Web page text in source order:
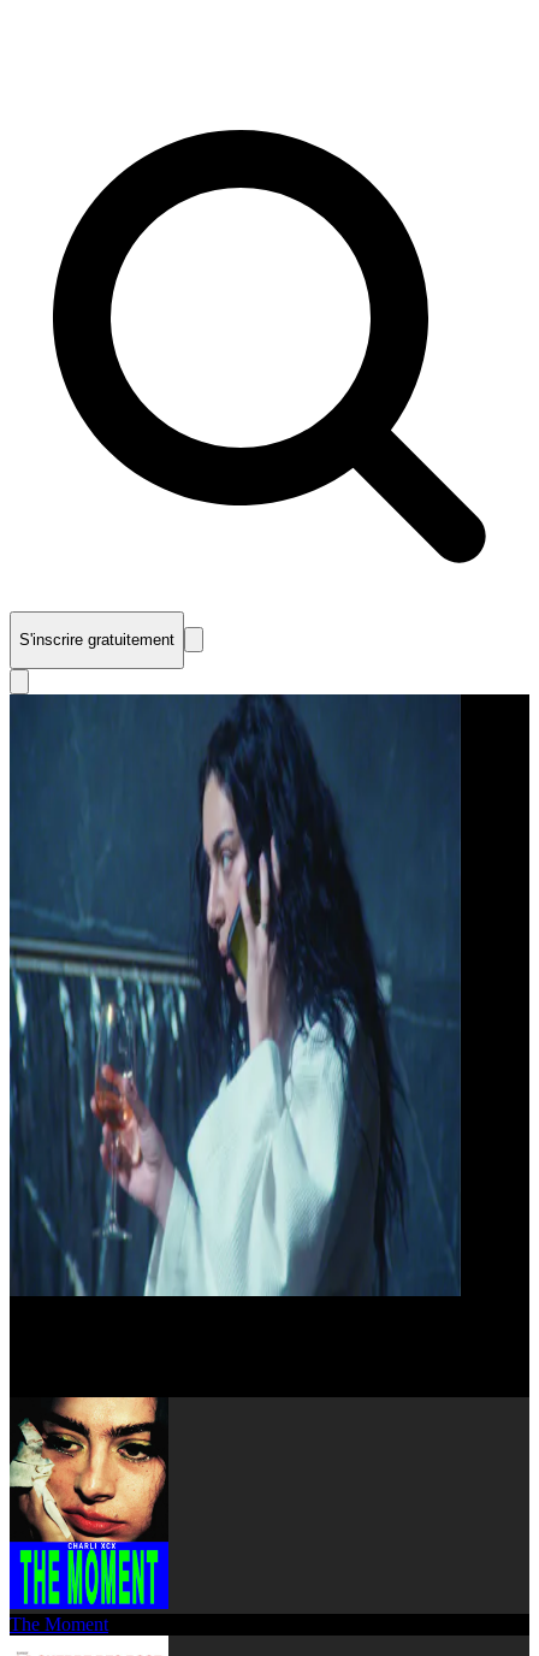
S'inscrire gratuitement
The Moment